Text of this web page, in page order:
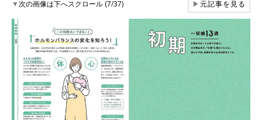
▼次の画像は下へスクロール (7/37) ▶元記事を見る